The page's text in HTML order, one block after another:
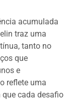
acumulada
traz uma
tanto no
que
e
reflete uma
que cada desafio